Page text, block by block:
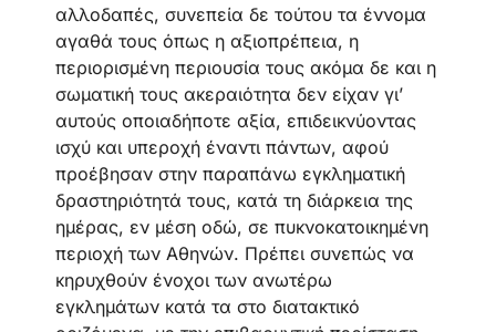
αλλοδαπές, συνεπεία δε τούτου τα έννομα
αγαθά τους όπως η αξιοπρέπεια, η
περιορισμένη περιουσία τους ακόμα δε και η
σωματική τους ακεραιότητα δεν είχαν γι’
αυτούς οποιαδήποτε αξία, επιδεικνύοντας
ισχύ και υπεροχή έναντι πάντων, αφού
προέβησαν στην παραπάνω εγκληματική
δραστηριότητά τους, κατά τη διάρκεια της
ημέρας, εν μέση οδώ, σε πυκνοκατοικημένη
περιοχή των Αθηνών. Πρέπει συνεπώς να
κηρυχθούν ένοχοι των ανωτέρω
εγκλημάτων κατά τα στο διατακτικό